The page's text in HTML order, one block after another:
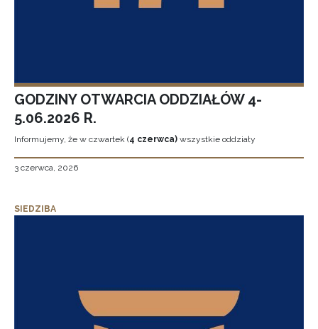
GODZINY OTWARCIA ODDZIAŁÓW 4-
5.06.2026 R.
Informujemy, że w czwartek (4 czerwca) wszystkie oddziały
3 czerwca, 2026
SIEDZIBA